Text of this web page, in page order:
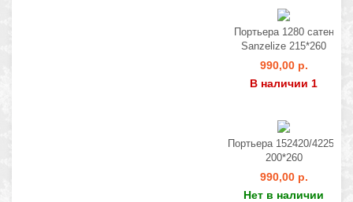
Портьера 1280 сатен
Sanzelize 215*260
990,00 р.
В наличии 1
Портьера 152420/42253
200*260
990,00 р.
Нет в наличии